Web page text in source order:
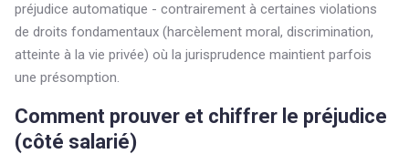
préjudice automatique - contrairement à certaines violations
de droits fondamentaux (harcèlement moral, discrimination,
atteinte à la vie privée) où la jurisprudence maintient parfois
une présomption.
Comment prouver et chiffrer le préjudice
(côté salarié)